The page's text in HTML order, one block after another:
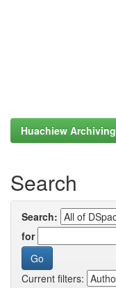
Huachiew
Search
Search:
for
Current filters: